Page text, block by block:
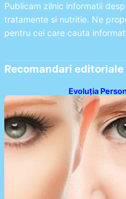
Publicam zilnic informatii
tratamente si nutritie. Ne
pentru cei care cauta
Recomandari editoriale
Evoluția
Oferă Studiile